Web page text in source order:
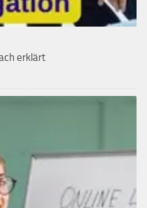
erklärt